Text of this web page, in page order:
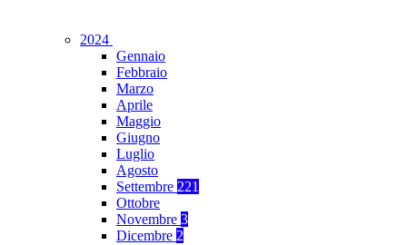
2024
Gennaio
Febbraio
Marzo
Aprile
Maggio
Giugno
Luglio
Agosto
Settembre 221
Ottobre
Novembre 3
Dicembre 2